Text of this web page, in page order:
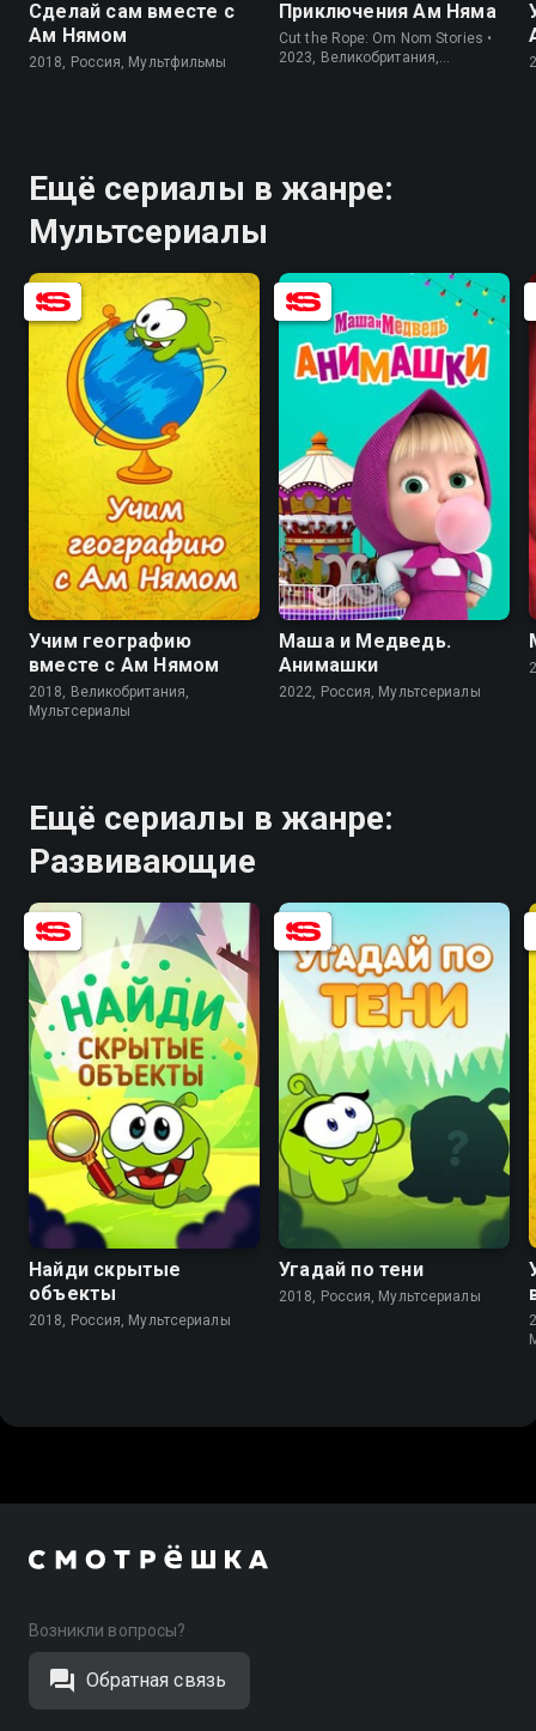
Сделай сам вместе с
Ам Нямом
2018, Россия, Мультфильмы
Приключения Ам Няма
Cut the Rope: Om Nom Stories •
2023, Великобритания,
Ещё сериалы в жанре:
Мультсериалы
8.5
Учим географию
вместе с Ам Нямом
2018, Великобритания,
Мультсериалы
8.4
Маша и Медведь.
Анимашки
2022, Россия, Мультсериалы
Ещё сериалы в жанре:
Развивающие
Найди скрытые
объекты
2018, Россия, Мультсериалы
8.3
Угадай по тени
2018, Россия, Мультсериалы
Возникли вопросы?
Обратная связь